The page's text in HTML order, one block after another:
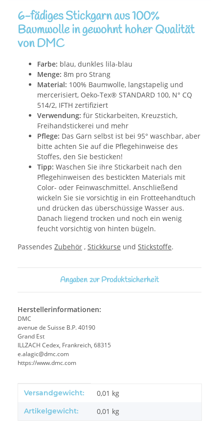
6-fädiges Stickgarn aus 100%
Baumwolle in gewohnt hoher Qualität
von DMC
Farbe: blau, dunkles lila-blau
Menge: 8m pro Strang
Material: 100% Baumwolle, langstapelig und
mercerisiert, Oeko-Tex® STANDARD 100, N° CQ
514/2, IFTH zertifiziert
Verwendung: für Stickarbeiten, Kreuzstich,
Freihandstickerei und mehr
Pflege: Das Garn selbst ist bei 95° waschbar, aber
bitte achten Sie auf die Pflegehinweise des
Stoffes, den Sie besticken!
Tipp: Waschen Sie ihre Stickarbeit nach den
Pflegehinweisen des bestickten Materials mit
Color- oder Feinwaschmittel. Anschließend
wickeln Sie sie vorsichtig in ein Frotteehandtuch
und drücken das überschüssige Wasser aus.
Danach liegend trocken und noch ein wenig
feucht vorsichtig von hinten bügeln.
Passendes Zubehör , Stickkurse und Stickstoffe.
Angaben zur Produktsicherheit
Herstellerinformationen:
DMC
avenue de Suisse B.P. 40190
Grand Est
ILLZACH Cedex, Frankreich, 68315
e.alagic@dmc.com
https://www.dmc.com
Produkteigenschaft
Wert
Versandgewicht: 0,01 kg
Artikelgewicht: 0,01 kg